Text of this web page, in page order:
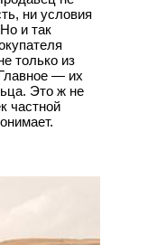
ни условия
и так
только из
— их
Это ж не
частной